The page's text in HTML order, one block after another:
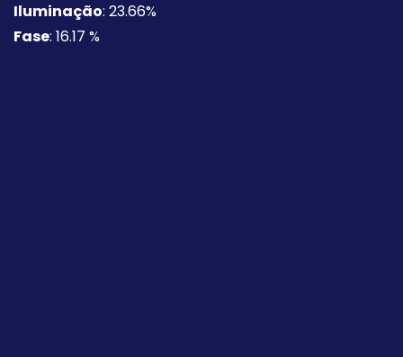
Iluminação: 23.66%
Fase: 16.17 %